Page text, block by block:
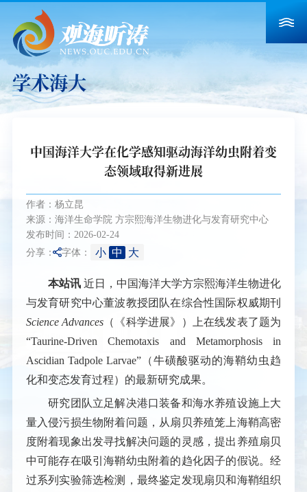
学术海大
中国海洋大学在化学感知驱动海洋幼虫附着变
态领域取得新进展
作者：杨立昆
来源：海洋生命学院 方宗熙海洋生物进化与发育研究中心
发布时间：2026-02-24
分享： 字体： 小 中 大
本站讯近日，中国海洋大学方宗熙海洋生物进化
与发育研究中心董波教授团队在综合性国际权威期刊
Science Advances （《科学进展》）上在线发表了题为
“Taurine-Driven Chemotaxis and Metamorphosis in
Ascidian Tadpole Larvae”（牛磺酸驱动的海鞘幼虫趋
化和变态发育过程）的最新研究成果。
研究团队立足解决港口装备和海水养殖设施上大
量入侵污损生物附着问题，从扇贝养殖笼上海鞘高密
度附着现象出发寻找解决问题的灵感，提出养殖扇贝
中可能存在吸引海鞘幼虫附着的趋化因子的假说。经
过系列实验筛选检测，最终鉴定发现扇贝和海鞘组织